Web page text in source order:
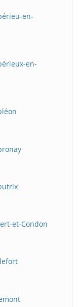
en-
en-
et-Condon